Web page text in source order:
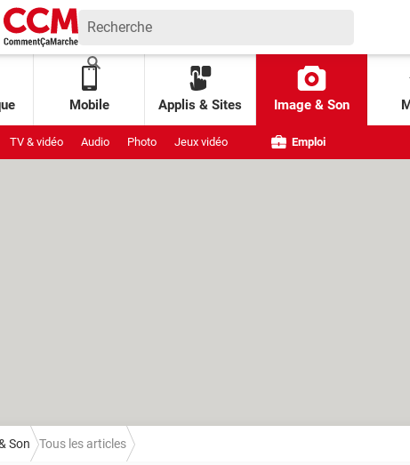
Mobile Applis & Sites Image & Son
TV & vidéo Audio Photo Jeux vidéo Emploi
Son Tous les articles